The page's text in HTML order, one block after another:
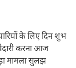
के लिए दिन शुभ
करना आज
मामला सुलझ